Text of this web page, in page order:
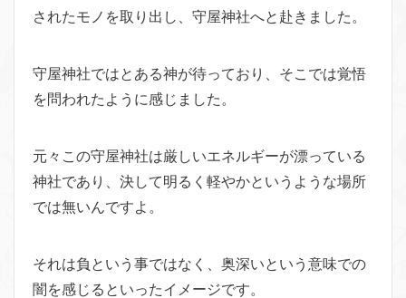
されたモノを取り出し、守屋神社へと赴きました。
守屋神社ではとある神が待っており、そこでは覚悟
を問われたように感じました。
元々この守屋神社は厳しいエネルギーが漂っている
神社であり、決して明るく軽やかというような場所
では無いんですよ。
それは負という事ではなく、奥深いという意味での
闇を感じるといったイメージです。